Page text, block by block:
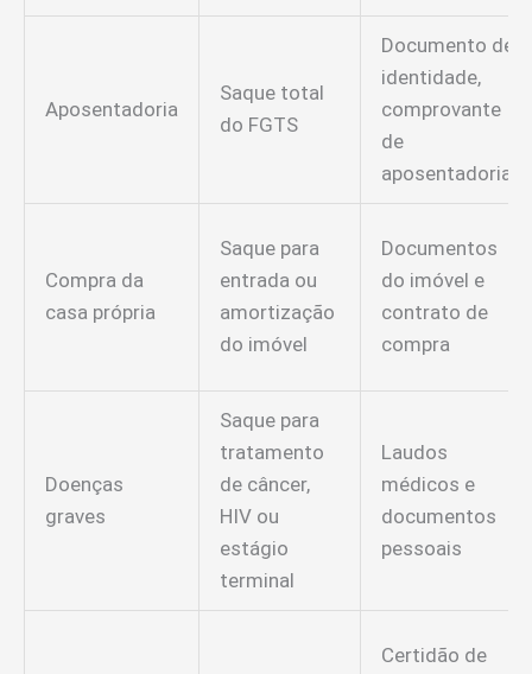
Aposentadoria
Saque total
do FGTS
Documento de
identidade,
comprovante
de
aposentadoria
Compra da
casa própria
Saque para
entrada ou
amortização
do imóvel
Documentos
do imóvel e
contrato de
compra
Doenças
graves
Saque para
tratamento
de câncer,
HIV ou
estágio
terminal
Laudos
médicos e
documentos
pessoais
Certidão de